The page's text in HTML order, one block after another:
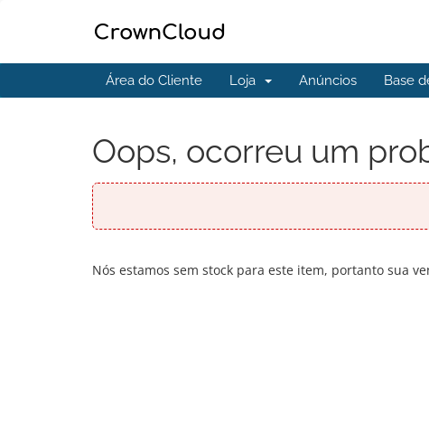
Área do Cliente Loja Anúncios Base
Oops, ocorreu um
Nós estamos sem stock para este item, portanto sua